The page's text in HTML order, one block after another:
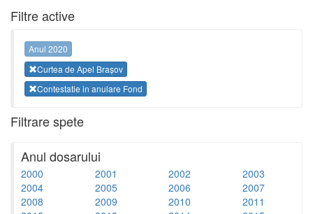
Filtre active
Anul 2020
Curtea de Apel Brașov
Contestatie in anulare Fond
Filtrare spete
Anul dosarului
2000 2001 2002
2003
2004
2005 2006
2007
2008
2009 2010
2011